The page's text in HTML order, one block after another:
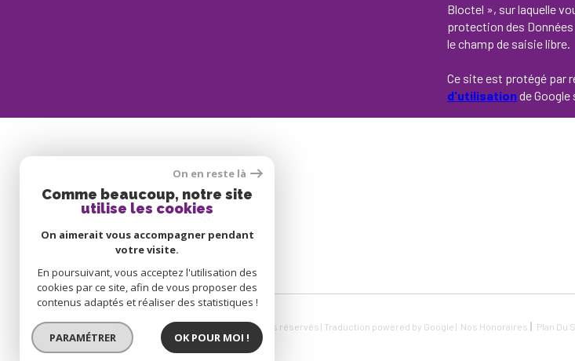
Bloctel », sur laquelle
protection des
le champ de saisie libre.
Ce site est protégé par
d'utilisationde Google
ESPACE PROPRIÉTAIRE
© 2026 | Tous droits réservés | Traduction powered by Google | Nos Honoraires Plan Du
On en reste là
Comme beaucoup, notre site
utilise les cookies
On aimerait vous accompagner pendant
votre visite.
En poursuivant, vous acceptez l'utilisation des
cookies par ce site, afin de vous proposer des
contenus adaptés et réaliser des statistiques !
PARAMÉTRER OK POUR MOI !